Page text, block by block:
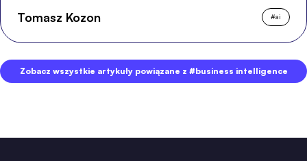
Tomasz Kozon #ai
Zobacz wszystkie artykuły powiązane z #business intelligence